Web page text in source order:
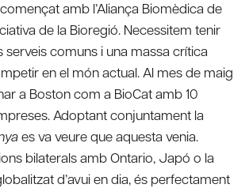
amb l’Aliança Biomèdica de
de la Bioregió. Necessitem tenir
serveis comuns i una massa crítica
en el món actual. Al mes de maig
a Boston com a BioCat amb 10
Adoptant conjuntament la
es va veure que aquesta venia.
bilaterals amb Ontario, Japó o la
d’avui en dia, és perfectament